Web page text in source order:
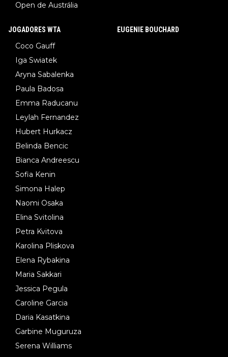
Open de Austrália
JOGADORES WTA
Coco Gauff
Iga Swiatek
Aryna Sabalenka
Paula Badosa
Emma Raducanu
Leylah Fernandez
Hubert Hurkacz
Belinda Bencic
Bianca Andreescu
Sofia Kenin
Simona Halep
Naomi Osaka
Elina Svitolina
Petra Kvitova
Karolina Pliskova
Elena Rybakina
Maria Sakkari
Jessica Pegula
Caroline Garcia
Daria Kasatkina
Garbine Muguruza
Serena Williams
EUGENIE BOUCHARD